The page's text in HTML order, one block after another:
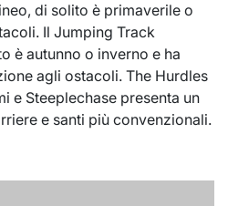
di solito è primaverile o
Il Jumping Track
è autunno o inverno e ha
agli ostacoli. The Hurdles
e Steeplechase presenta un
e santi più convenzionali.